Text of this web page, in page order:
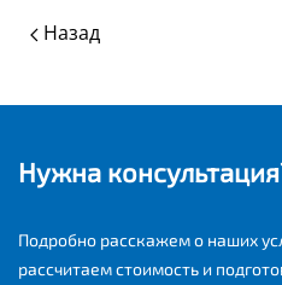
Назад
Нужна
Подробно расскажем о наших
рассчитаем стоимость и